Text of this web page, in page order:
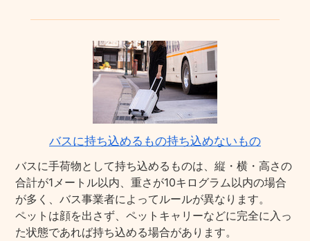
バスに持ち込めるもの持ち込めないもの
バスに手荷物として持ち込めるものは、縦・横・高さの
合計が1メートル以内、重さが10キログラム以内の場合
が多く、バス事業者によってルールが異なります。
ペットは顔を出さず、ペットキャリーなどに完全に入っ
た状態であれば持ち込める場合があります。